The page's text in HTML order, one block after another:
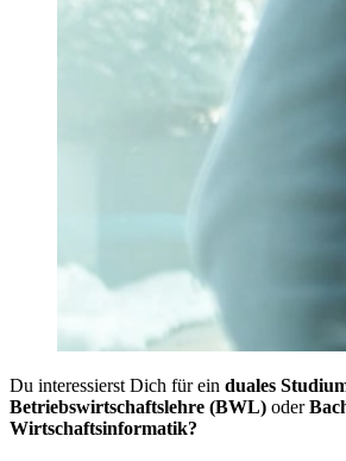
Du interessierst Dich für ein duales
Betriebswirtschaftslehre (BWL) oder
Wirtschaftsinformatik?